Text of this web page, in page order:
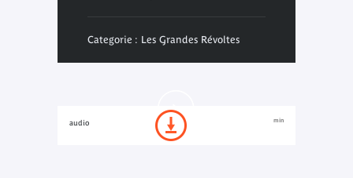
Categorie : Les Grandes Révoltes
audio min